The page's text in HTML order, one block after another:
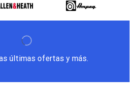
últimas ofertas y más.